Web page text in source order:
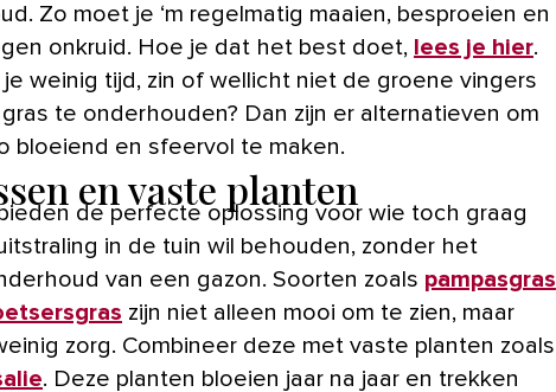
Zo moet je ‘m regelmatig maaien, besproeien en
onkruid. Hoe je dat het best doet, lees je hier.
je weinig tijd, zin of wellicht niet de groene vingers
te onderhouden? Dan zijn er alternatieven om
bloeiend en sfeervol te maken.
en vaste planten
de perfecte oplossing voor wie toch graag
in de tuin wil behouden, zonder het
van een gazon. Soorten zoals pampasgras
zijn niet alleen mooi om te zien, maar
zorg. Combineer deze met vaste planten zoals
. Deze planten bloeien jaar na jaar en trekken